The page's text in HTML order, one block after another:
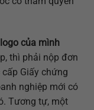
logo của mình
thì phải nộp đơn
Giấy chứng
nghiệp mới có
Tương tự, một